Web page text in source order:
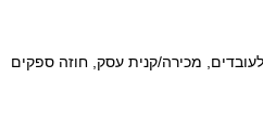
מכירה/קנית עסק, חוזה ספקים